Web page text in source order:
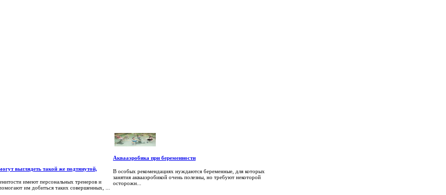
выглядеть такой же подтянутой,
имеют персональных тренеров и
им добиться таких совершенных, ...
Аквааэробика при беременности
В особых рекомендациях нуждаются беременные, для которых
занятия аквааэробикой очень полезны, но требуют некоторой
осторожн...